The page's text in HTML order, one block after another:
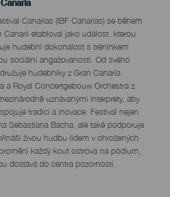
Canarias (IBF Canarias) se během
Canarii etabloval jako událost, kterou
hudební dokonalost s tréninkem
sociální angažovaností. Od svého
hudebníky z Gran Canaria
a Royal Concertgebouw Orchestra z
uznávanými interprety, aby
tradici a inovace. Festival nejen
Sebastiana Bacha, ale také podporuje
živou hudbu lidem v ohrožených
každý kout ostrova na pódium,
dostává do centra pozornosti.